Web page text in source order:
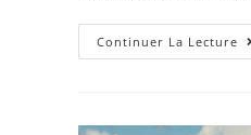
Continuer La Lecture